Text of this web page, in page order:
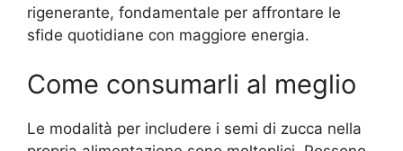
rigenerante, fondamentale per affrontare le
sfide quotidiane con maggiore energia.
Come consumarli al meglio
Le modalità per includere i semi di zucca nella